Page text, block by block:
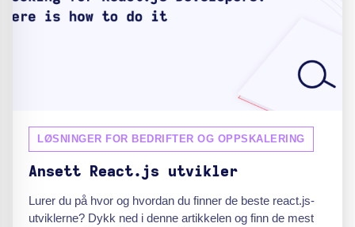
LØSNINGER FOR BEDRIFTER OG OPPSKALERING
Ansett React.js utvikler
Lurer du på hvor og hvordan du finner de beste react.js-
utviklerne? Dykk ned i denne artikkelen og finn de mest